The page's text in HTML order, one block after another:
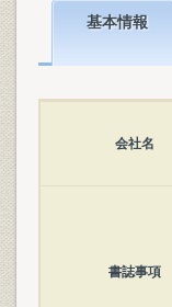
基本情報
会社名
書誌事項